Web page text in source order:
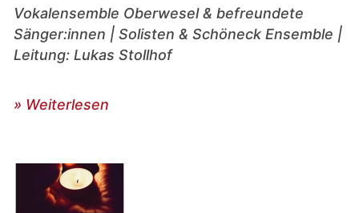
Vokalensemble Oberwesel & befreundete
Sänger:innen | Solisten & Schöneck Ensemble |
Leitung: Lukas Stollhof
» Weiterlesen